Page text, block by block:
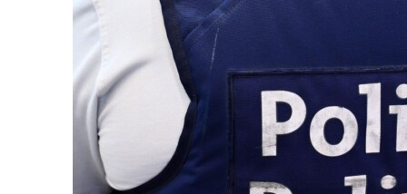
Pizza Nizar: un coup de pub
inattendu grâce à l’IA